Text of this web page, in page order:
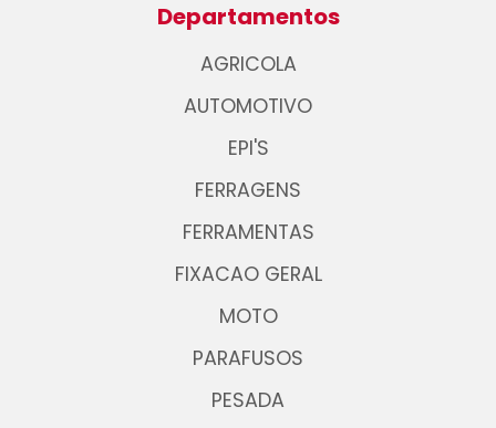
Departamentos
AGRICOLA
AUTOMOTIVO
EPI'S
FERRAGENS
FERRAMENTAS
FIXACAO GERAL
MOTO
PARAFUSOS
PESADA